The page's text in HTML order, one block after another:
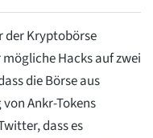
der Kryptobörse
Hacks auf zwei
die Börse aus
Ankr-Tokens
dass es